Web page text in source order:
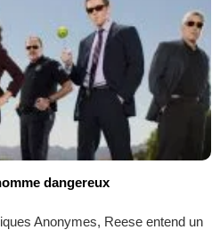
dangereux
Anonymes, Reese entend un